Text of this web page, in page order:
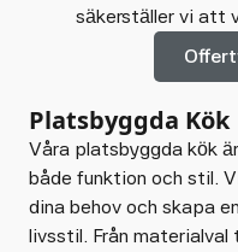
säkerställer vi att
Platsbyggda Kök
Våra platsbyggda kök
både funktion och stil.
dina behov och skapa
livsstil. Från